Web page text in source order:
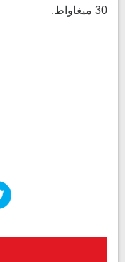
30 ميغاواط.